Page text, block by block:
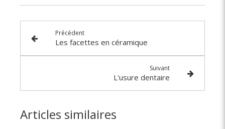
Précédent
Les facettes en céramique
Suivant
L'usure dentaire
Articles similaires